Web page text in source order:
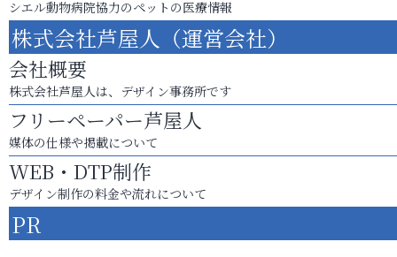
シエル動物病院協力のペットの医療情報
株式会社芦屋人（運営会社）
会社概要
株式会社芦屋人は、デザイン事務所です
フリーペーパー芦屋人
媒体の仕様や掲載について
WEB・DTP制作
デザイン制作の料金や流れについて
PR